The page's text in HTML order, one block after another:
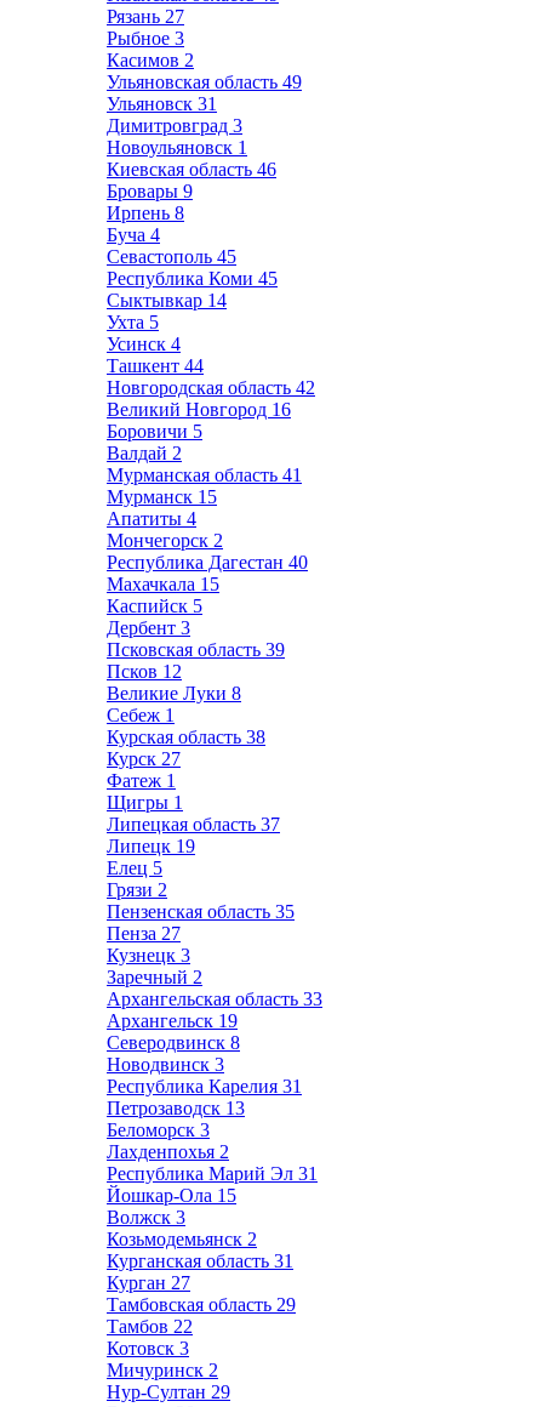
Рязань 27
Рыбное 3
Касимов 2
Ульяновская область 49
Ульяновск 31
Димитровград 3
Новоульяновск 1
Киевская область 46
Бровары 9
Ирпень 8
Буча 4
Севастополь 45
Республика Коми 45
Сыктывкар 14
Ухта 5
Усинск 4
Ташкент 44
Новгородская область 42
Великий Новгород 16
Боровичи 5
Валдай 2
Мурманская область 41
Мурманск 15
Апатиты 4
Мончегорск 2
Республика Дагестан 40
Махачкала 15
Каспийск 5
Дербент 3
Псковская область 39
Псков 12
Великие Луки 8
Себеж 1
Курская область 38
Курск 27
Фатеж 1
Щигры 1
Липецкая область 37
Липецк 19
Елец 5
Грязи 2
Пензенская область 35
Пенза 27
Кузнецк 3
Заречный 2
Архангельская область 33
Архангельск 19
Северодвинск 8
Новодвинск 3
Республика Карелия 31
Петрозаводск 13
Беломорск 3
Лахденпохья 2
Республика Марий Эл 31
Йошкар-Ола 15
Волжск 3
Козьмодемьянск 2
Курганская область 31
Курган 27
Тамбовская область 29
Тамбов 22
Котовск 3
Мичуринск 2
Нур-Султан 29